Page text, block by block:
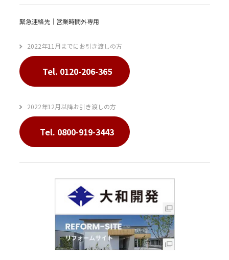
緊急連絡先｜営業時間外専用
2022年11月までにお引き渡しの方
Tel. 0120-206-365
2022年12月以降お引き渡しの方
Tel. 0800-919-3443